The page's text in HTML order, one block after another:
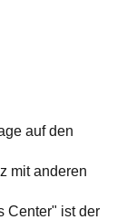
auf den
mit anderen
Center" ist der